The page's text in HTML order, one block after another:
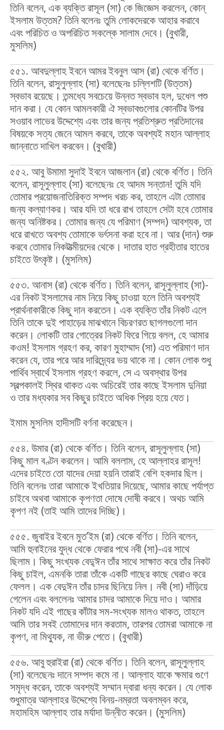
তিনি বলেন, এক ব্যক্তি রাসূল (সা) কে জিজ্ঞেস করলেন, কোন্
ইসলাম উত্তম? তিনি বলেনঃ তুমি লোকদেরকে আহার করাবে
এবং পরিচিত ও অপরিচিত সকল্কে সালাম দেবে। (বুখারী,
মুসলিম)
৫৫১. আবদুল্লাহ ইবনে আমর ইবনুল আস (রা) থেকে বর্ণিত।
তিনি বলেন, রাসুলুল্লাহ (সা) বলেছেনঃ চল্লিশটি (উত্তম)
স্বভাব রয়েছে। তন্মধ্যে সবচেয়ে উন্নত স্বভাব হল, দুধেল পশু
দান করা। যে কোন আমলকারী ঐ স্বভাবগুলোর কোনটির উপর
সওয়াব লাভের উদ্দেশ্যে এবং তার জন্য প্রতিশ্রুত প্রতিদানের
বিষয়কে সত্য জেনে আমল করবে, তাকে অবশ্যই মহান আল্লাহ
জান্নাতে দাখিল করবেন। (বুখারী)
৫৫২. আবু উমামা সুদাই ইবনে আজলান (রা) থেকে বর্ণিত। তিনি
বলেন, রাসূলুল্লাহ (সা) বলেছেনঃ হে আদম সন্তান! তুমি যদি
তোমার প্রয়োজনাতিরিক্ত সম্পদ খরচ কর, তাহলে এটা তোমার
জন্য কল্যাণকর। আর যদি তা ধরে রাখ তাহলে সেটা হবে তোমার
জন্য অনিষ্টকর। তোমার জন্য যে পরিমাণ (সম্পদ) আবশ্যক, তা
ধরে রাখতে অবশ্য তোমাকে ভর্ৎসনা করা হবে না। আর (দান) শুরু
করবে তোমার নিকটাত্মীয়দের থেকে। দাতার হাত গ্রহীতার হাতের
চাইতে উৎকৃষ্ট। (মুসলিম)
৫৫৩. আনাস (রা) থেকে বর্ণিত। তিনি বলেন, রাসূলুল্লাহ (সা)-
এর নিকট ইসলামের নাম নিয়ে কিছু চাওয়া হলে তিনি অবশ্যই
প্রার্থনাকারীকে কিছু দান করতেন। এক ব্যক্তি তাঁর নিকট এলে
তিনি তাকে দুই পাহাড়ের মাঝখানে বিচরণরত ছাগলগুলো দান
করেন। লোকটি তার গোত্রের নিকট ফিরে গিয়ে বলল, হে আমার
কওম! ইসলাম গ্রহণ কর, কারণ মুহাম্মাদ (সা) এত পরিমাণ দান
করেন যে, তার পরে আর দারিদ্র্যের ভয় থাকে না। কোন লোক শুধু
পার্থিব স্বার্থে ইসলাম গ্রহণ করলে, সে এ অবস্থার উপর
স্বল্পকালই স্থির থাকত এবং অচিরেই তার কাছে ইসলাম দুনিয়া
ও তার মধ্যকার সব কিছুর চাইতে অধিক প্রিয় হয়ে যেত।
ইমাম মুসলিম হাদীসটি বর্ণনা করেছেন।
৫৫৪. উমার (রা) থেকে বর্ণিত। তিনি বলেন, রাসূলুল্লাহ (সা)
কিছু মাল বণ্টন করলেন। আমি বললাম, হে আল্লাহর রাসূল!
এদের চাইতে তো যাদের দেয়া হয়নি তারাই বেশি হকদার ছিল।
তিনি বলেনঃ তারা আমাকে ইখতিয়ার দিয়েছে, আমার কাছে পর্যাপ্ত
চাইবে অথবা আমাকে কৃপণতা দোষে দোষী করবে। অথচ আমি
কৃপণ নই (তাই আমি তাদের দিচ্ছি)।
৫৫৫. জুবাইর ইবনে মুত’ইম (রা) থেকে বর্ণিত। তিনি বলেন,
আমি হুনাইনের যুদ্ধ থেকে ফেরার পথে নবী (সা)-এর সাথে
ছিলাম। কিছু সংখ্যক বেদু্‌ঈন তাঁর সাথে সাক্ষাত করে তাঁর নিকট
কিছু চাইল, এমনকি তারা তাঁকে একটি গাছের কাছে ঘেরাও করে
ফেলল। এক বেদুঈন তাঁর চাদর ছিনিয়ে নিল। নবী (সা) দাঁড়িয়ে
গেলেন এবং বললেনঃ আমার চাদর আমাকে দিয়ে দাও। আমার
নিকট যদি এই গাছের কাঁটার সম-সংখ্যক মালও থাকত, তাহলে
আমি তার সবই তোমাদের দান করতাম, তারপর তোমরা আমাকে না
কৃপণ, না মিথ্যুক, না ভীরু পেতে। (বুখারী)
৫৫৬. আবু হুরাইরা (রা) থেকে বর্ণিত। তিনি বলেন, রাসূলুল্লাহ
(সা) বলেছেনঃ দানে সম্পদ কমে না। আল্লাহ যাকে ক্ষমার গুণে
সমৃদ্ধ করেন, তাকে অবশ্যই সম্মান দ্বারা ধন্য করেন। যে লোক
শুধুমাত্র আল্লাহর উদ্দেশ্যে বিনয়-নম্রতা অবলম্বন করে,
মহামহিম আল্লাহ তার মর্যাদা উন্নীত করেন। (মুসলিম)